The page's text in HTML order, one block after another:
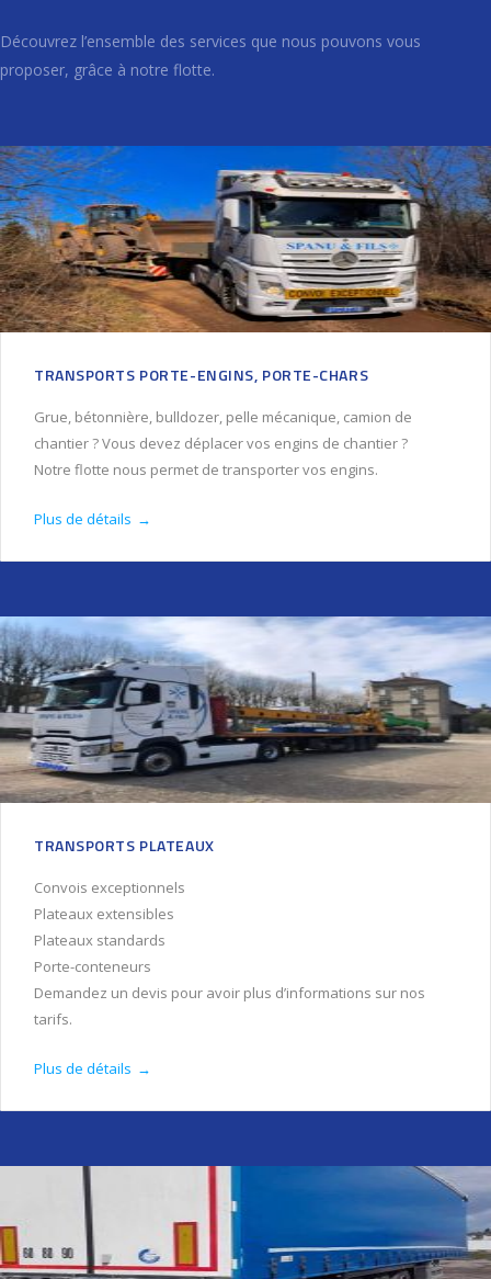
Découvrez l’ensemble des services que nous pouvons vous
proposer, grâce à notre flotte.
TRANSPORTS PORTE-ENGINS, PORTE-CHARS
Grue, bétonnière, bulldozer, pelle mécanique, camion de
chantier ? Vous devez déplacer vos engins de chantier ?
Notre flotte nous permet de transporter vos engins.
Plus de détails →
TRANSPORTS PLATEAUX
Convois exceptionnels
Plateaux extensibles
Plateaux standards
Porte-conteneurs
Demandez un devis pour avoir plus d’informations sur nos
tarifs.
Plus de détails →